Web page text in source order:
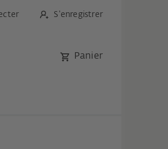
S'enregistrer
Panier